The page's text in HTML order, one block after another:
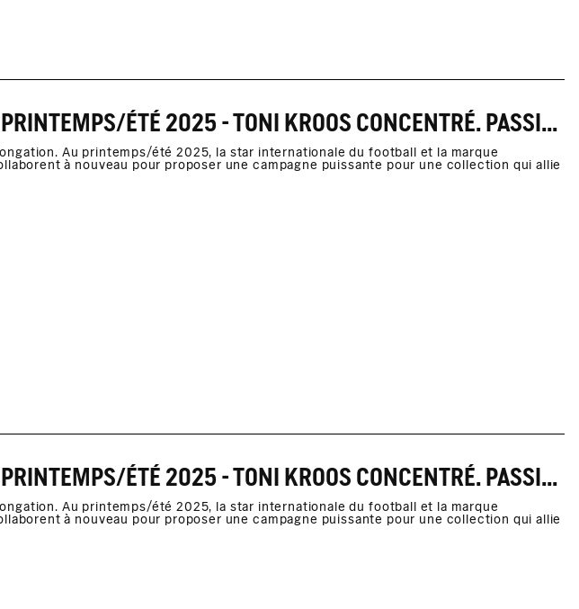
INFORMATIONS DE PRESSE PRINTEMPS/ÉTÉ 2025 - TONI KROOS CONCENTRÉ. PASSIONNÉ. AUTHENTIQUE.
Au printemps/été 2025, la star internationale du football et la marque
à nouveau pour proposer une campagne puissante pour une collection qui allie
INFORMATIONS DE PRESSE PRINTEMPS/ÉTÉ 2025 - TONI KROOS CONCENTRÉ. PASSIONNÉ. AUTHENTIQUE.
Au printemps/été 2025, la star internationale du football et la marque
à nouveau pour proposer une campagne puissante pour une collection qui allie